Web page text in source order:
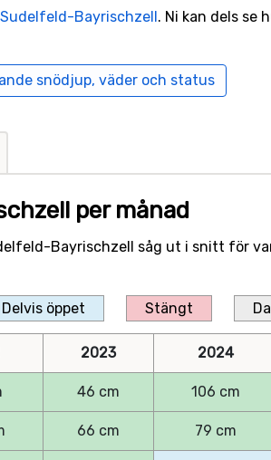
Sudelfeld-Bayrischzell. Ni kan dels se
snödjup, väder och status
per månad
Bayrischzell såg ut i snitt för
Delvis öppet Stängt
2023 2024
46 cm 106 cm
66 cm 79 cm